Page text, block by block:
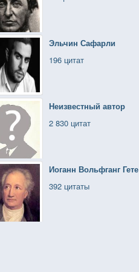
Эльчин Сафарли
196 цитат
Неизвестный автор
2 830 цитат
Иоганн Вольфганг Гете
392 цитаты